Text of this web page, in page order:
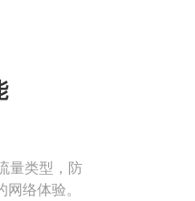
量类型，防
络体验。